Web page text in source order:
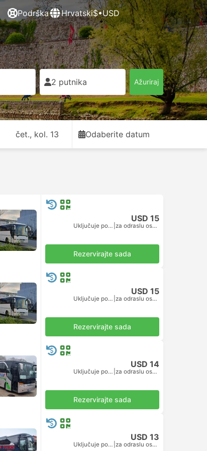
Podrška Hrvatski$•USD
2 putnika Ažuriraj
čet., kol. 13 Odaberite datum
USD 15
Uključuje porez za odraslu osobu
Rezervirajte sada
USD 15
Uključuje porez za odraslu osobu
Rezervirajte sada
USD 14
Uključuje porez za odraslu osobu
Rezervirajte sada
USD 13
Uključuje porez za odraslu osobu